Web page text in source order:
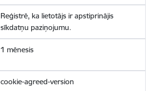
Reģistrē, ka lietotājs ir apstiprinājis
sīkdatņu paziņojumu.
1 mēnesis
cookie-agreed-version